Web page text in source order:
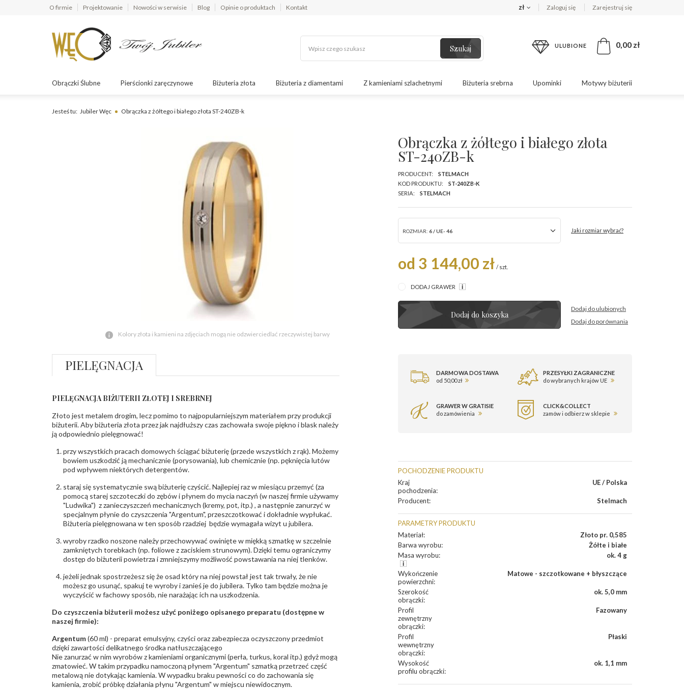
O firmie Projektowanie Nowości w serwisie Blog Opinie o produktach Kontakt zł Zaloguj się Zarejestruj się
Szukaj ULUBIONE 0,00 zł
Obrączki Ślubne Pierścionki zaręczynowe Biżuteria złota Biżuteria z diamentami Z kamieniami szlachetnymi Biżuteria srebrna Upominki Motywy biżuterii
Jesteś tu: Jubiler Węc Obrączka z żółtego i białego złota ST-240ZB-k
Kolory złota i kamieni na zdjęciach mogą nie odzwierciedlać rzeczywistej barwy
Obrączka z żółtego i białego złota
ST-240ZB-k
PRODUCENT:
STELMACH
KOD PRODUKTU:
ST-240ZB-K
SERIA:
STELMACH
ROZMIAR: 6 / UE- 46 Jaki rozmiar wybrać?
od 3 144,00 zł / szt.
DODAJ GRAWER
Dodaj do koszyka
Dodaj do ulubionych
Dodaj do porównania
DARMOWA DOSTAWA
od 50,00 zł
PRZESYŁKI ZAGRANICZNE
do wybranych krajów UE
GRAWER W GRATISIE
do zamówienia
CLICK&COLLECT
zamów i odbierz w sklepie
POCHODZENIE PRODUKTU
Kraj
pochodzenia:
UE / Polska
Producent: Stelmach
PARAMETRY PRODUKTU
Materiał:
Złoto pr. 0,585
Barwa wyrobu:
Żółte i białe
Masa wyrobu: ok. 4 g
Wykończenie
powierzchni:
Matowe - szczotkowane + błyszczące
Szerokość
obrączki:
ok. 5,0 mm
Profil
zewnętrzny
obrączki:
Fazowany
Profil
wewnętrzny
obrączki:
Płaski
Wysokość
profilu obrączki:
ok. 1,1 mm
PIELĘGNACJA
PIELĘGNACJA BIŻUTERII ZŁOTEJ I SREBRNEJ
Złoto jest metalem drogim, lecz pomimo to najpopularniejszym materiałem przy produkcji
biżuterii. Aby biżuteria złota przez jak najdłuższy czas zachowała swoje piękno i blask należy
ją odpowiednio pielęgnować!
przy wszystkich pracach domowych ściągać biżuterię (przede wszystkich z rąk). Możemy
bowiem uszkodzić ją mechanicznie (porysowania), lub chemicznie (np. pęknięcia lutów
pod wpływem niektórych detergentów.
staraj się systematycznie swą biżuterię czyścić. Najlepiej raz w miesiącu przemyć (za
pomocą starej szczoteczki do zębów i płynem do mycia naczyń (w naszej firmie używamy
"Ludwika") z zanieczyszczeń mechanicznych (kremy, pot, itp.) , a następnie zanurzyć w
specjalnym płynie do czyszczenia "Argentum", przeszczotkować i dokładnie wypłukać.
Biżuteria pielęgnowana w ten sposób rzadziej będzie wymagała wizyt u jubilera.
wyroby rzadko noszone należy przechowywać owinięte w miękką szmatkę w szczelnie
zamkniętych torebkach (np. foliowe z zaciskiem strunowym). Dzięki temu ograniczymy
dostęp do biżuterii powietrza i zmniejszymy możliwość powstawania na niej tlenków.
jeżeli jednak spostrzeżesz się że osad który na niej powstał jest tak trwały, że nie
możesz go usunąć, spakuj te wyroby i zanieś je do jubilera. Tylko tam będzie można je
wyczyścić w fachowy sposób, nie narażając ich na uszkodzenia.
Do czyszczenia biżuterii możesz użyć poniżego opisanego preparatu (dostępne w
naszej firmie):
Argentum(60 ml) - preparat emulsyjny, czyści oraz zabezpiecza oczyszczony przedmiot
dzięki zawartości delikatnego środka natłuszczającego
Nie zanurzać w nim wyrobów z kamieniami organicznymi (perła, turkus, koral itp.) gdyż mogą
zmatowieć. W takim przypadku namoczoną płynem "Argentum" szmatką przetrzeć część
metalową nie dotykając kamienia. W wypadku braku pewności co do zachowania się
kamienia, zrobić próbkę działania płynu "Argentum" w miejscu niewidocznym.